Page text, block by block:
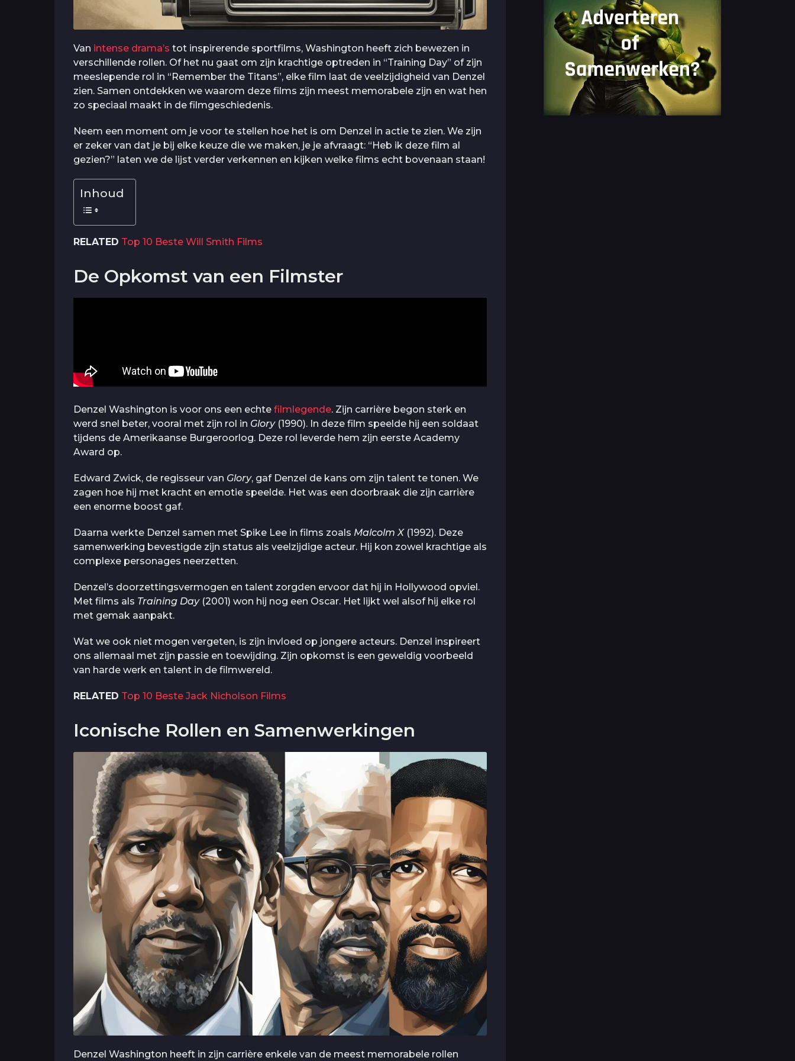
Van intense drama’s tot inspirerende sportfilms, Washington heeft zich bewezen in
verschillende rollen. Of het nu gaat om zijn krachtige optreden in “Training Day” of zijn
meeslepende rol in “Remember the Titans”, elke film laat de veelzijdigheid van Denzel
zien. Samen ontdekken we waarom deze films zijn meest memorabele zijn en wat hen
zo speciaal maakt in de filmgeschiedenis.
Neem een moment om je voor te stellen hoe het is om Denzel in actie te zien. We zijn
er zeker van dat je bij elke keuze die we maken, je je afvraagt: “Heb ik deze film al
gezien?” laten we de lijst verder verkennen en kijken welke films echt bovenaan staan!
Inhoud
RELATED Top 10 Beste Will Smith Films
De Opkomst van een Filmster
Denzel Washington is voor ons een echte filmlegende. Zijn carrière begon sterk en
werd snel beter, vooral met zijn rol in Glory(1990). In deze film speelde hij een soldaat
tijdens de Amerikaanse Burgeroorlog. Deze rol leverde hem zijn eerste Academy
Award op.
Edward Zwick, de regisseur van Glory, gaf Denzel de kans om zijn talent te tonen. We
zagen hoe hij met kracht en emotie speelde. Het was een doorbraak die zijn carrière
een enorme boost gaf.
Daarna werkte Denzel samen met Spike Lee in films zoals Malcolm X(1992). Deze
samenwerking bevestigde zijn status als veelzijdige acteur. Hij kon zowel krachtige als
complexe personages neerzetten.
Denzel’s doorzettingsvermogen en talent zorgden ervoor dat hij in Hollywood opviel.
Met films als Training Day(2001) won hij nog een Oscar. Het lijkt wel alsof hij elke rol
met gemak aanpakt.
Wat we ook niet mogen vergeten, is zijn invloed op jongere acteurs. Denzel inspireert
ons allemaal met zijn passie en toewijding. Zijn opkomst is een geweldig voorbeeld
van harde werk en talent in de filmwereld.
RELATED Top 10 Beste Jack Nicholson Films
Iconische Rollen en Samenwerkingen
Denzel Washington heeft in zijn carrière enkele van de meest memorabele rollen